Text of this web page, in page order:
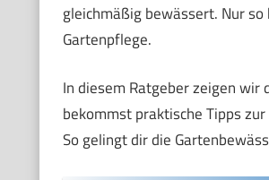
gleichmäßig bewässert. Nur
Gartenpflege.
In diesem Ratgeber zeigen wir
bekommst praktische Tipps
So gelingt dir die